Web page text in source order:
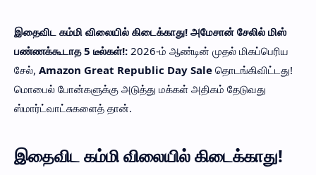
இதைவிட கம்மி விலையில் கிடைக்காது! அமேசான் சேலில் மிஸ்
பண்ணக்கூடாத 5 டீல்கள்!: 2026-ம் ஆண்டின் முதல் மிகப்பெரிய
சேல், Amazon Great Republic Day Sale தொடங்கிவிட்டது!
மொபைல் போன்களுக்கு அடுத்து மக்கள் அதிகம் தேடுவது
ஸ்மார்ட்வாட்சுகளைத் தான்.
இதைவிட கம்மி விலையில் கிடைக்காது!